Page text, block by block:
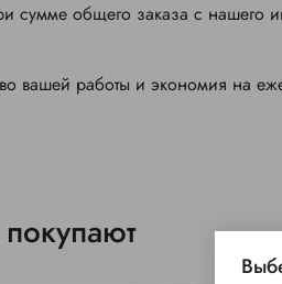
сумме общего заказа с нашего
вашей работы и экономия на